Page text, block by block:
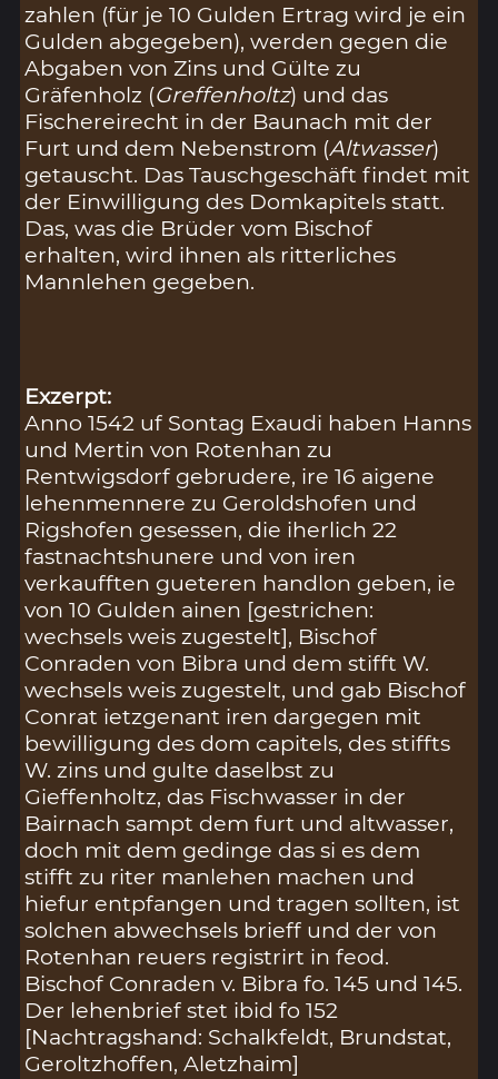
zahlen (für je 10 Gulden Ertrag wird je ein
Gulden abgegeben), werden gegen die
Abgaben von Zins und Gülte zu
Gräfenholz (Greffenholtz) und das
Fischereirecht in der Baunach mit der
Furt und dem Nebenstrom (Altwasser)
getauscht. Das Tauschgeschäft findet mit
der Einwilligung des Domkapitels statt.
Das, was die Brüder vom Bischof
erhalten, wird ihnen als ritterliches
Mannlehen gegeben.
Exzerpt:
Anno 1542 uf Sontag Exaudi haben Hanns
und Mertin von Rotenhan zu
Rentwigsdorf gebrudere, ire 16 aigene
lehenmennere zu Geroldshofen und
Rigshofen gesessen, die iherlich 22
fastnachtshunere und von iren
verkaufften gueteren handlon geben, ie
von 10 Gulden ainen [gestrichen:
wechsels weis zugestelt], Bischof
Conraden von Bibra und dem stifft W.
wechsels weis zugestelt, und gab Bischof
Conrat ietzgenant iren dargegen mit
bewilligung des dom capitels, des stiffts
W. zins und gulte daselbst zu
Gieffenholtz, das Fischwasser in der
Bairnach sampt dem furt und altwasser,
doch mit dem gedinge das si es dem
stifft zu riter manlehen machen und
hiefur entpfangen und tragen sollten, ist
solchen abwechsels brieff und der von
Rotenhan reuers registrirt in feod.
Bischof Conraden v. Bibra fo. 145 und 145.
Der lehenbrief stet ibid fo 152
[Nachtragshand: Schalkfeldt, Brundstat,
Geroltzhoffen, Aletzhaim]